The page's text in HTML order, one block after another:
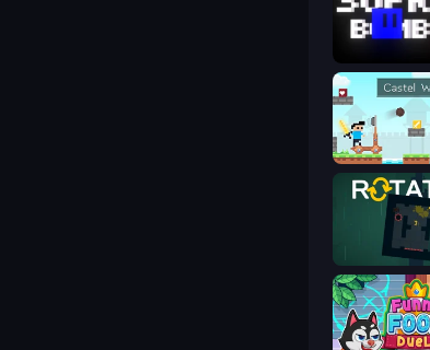
Castle Wars
Rotator